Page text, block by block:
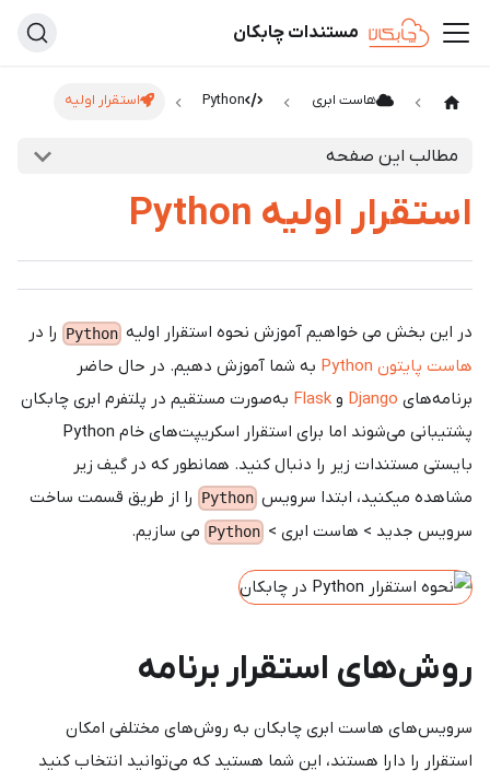
مستندات چابکان
هاست ابری Python استقرار اولیه
مطالب این صفحه
استقرار اولیه Python
در این بخش می خواهیم آموزش نحوه استقرار اولیه Python
را در
هاست پایتون Python
به شما آموزش دهیم. در حال حاضر
برنامه‌های Django و Flask به‌صورت مستقیم در پلتفرم ابری چابکان
پشتیبانی می‌شوند اما برای استقرار اسکریپت‌های خام Python
بایستی مستندات زیر را دنبال کنید. همانطور که در گیف زیر
مشاهده میکنید، ابتدا سرویس Python
را از طریق قسمت ساخت
سرویس جدید > هاست ابری > Python می سازیم.
روش‌های استقرار برنامه
سرویس‌های هاست ابری چابکان به روش‌های مختلفی امکان
استقرار را دارا هستند، این شما هستید که می‌توانید انتخاب کنید